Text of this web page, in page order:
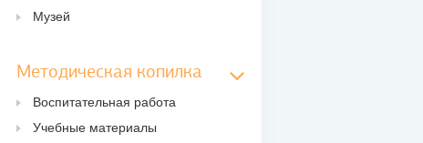
Музей
Методическая копилка
Воспитательная работа
Учебные материалы